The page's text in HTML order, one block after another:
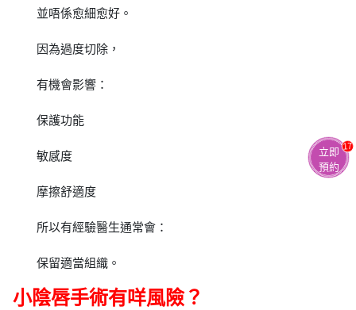
並唔係愈細愈好。
因為過度切除，
有機會影響：
保護功能
敏感度
摩擦舒適度
所以有經驗醫生通常會：
保留適當組織。
小陰唇手術有咩風險？
立即
預約
17